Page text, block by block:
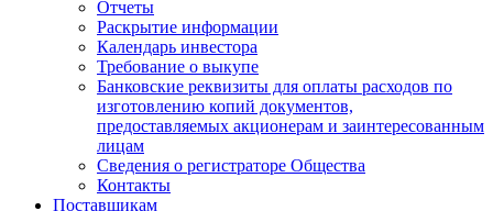
Отчеты
Раскрытие информации
Календарь инвестора
Требование о выкупе
Банковские реквизиты для оплаты расходов по
изготовлению копий документов,
предоставляемых акционерам и заинтересованным
лицам
Сведения о регистраторе Общества
Контакты
Поставщикам